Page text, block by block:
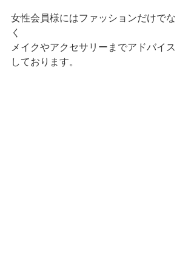
女性会員様にはファッションだけでな
く
メイクやアクセサリーまでアドバイス
しております。